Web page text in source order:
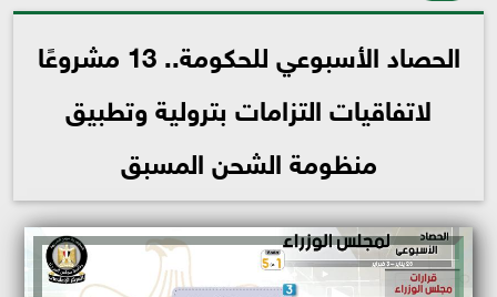
الحصاد الأسبوعي للحكومة.. 13 مشروعًا
لاتفاقيات التزامات بترولية وتطبيق
منظومة الشحن المسبق